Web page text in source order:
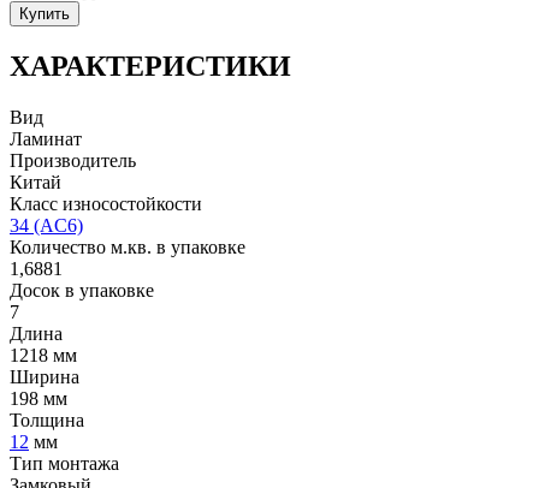
Купить
ХАРАКТЕРИСТИКИ
Вид
Ламинат
Производитель
Китай
Класс износостойкости
34 (AC6)
Количество м.кв. в упаковке
1,6881
Досок в упаковке
7
Длина
1218 мм
Ширина
198 мм
Толщина
12 мм
Тип монтажа